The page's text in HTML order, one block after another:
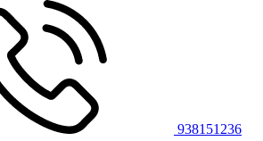
938151236